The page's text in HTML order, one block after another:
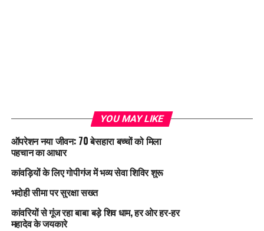
YOU MAY LIKE
ऑपरेशन नया जीवन: 70 बेसहारा बच्चों को मिला
पहचान का आधार
कांवड़ियों के लिए गोपीगंज में भव्य सेवा शिविर शुरू
भदोही सीमा पर सुरक्षा सख्त
कांवरियों से गूंज रहा बाबा बड़े शिव धाम, हर ओर हर-हर
महादेव के जयकारे